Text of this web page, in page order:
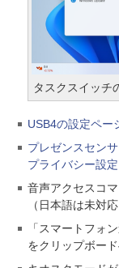
タスクスイッチ
USB4の設定ペー
プレゼンスセン
プライバシー設定
音声アクセスコ
（日本語は未対応
「スマートフォ
をクリップボー